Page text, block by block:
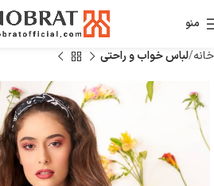
منو
خانه لباس خواب و راحتی